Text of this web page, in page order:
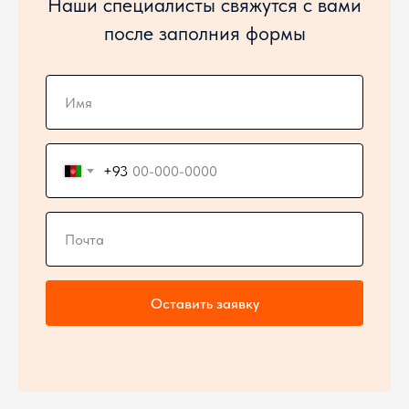
Наши специалисты свяжутся с вами
после заполния формы
+93
Оставить заявку